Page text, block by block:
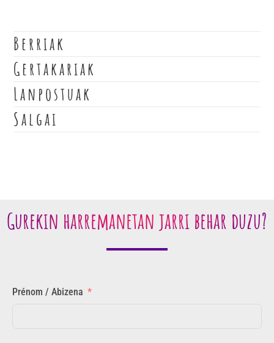
Berriak
Gertakariak
Lanpostuak
Salgai
Gurekin harremanetan jarri behar duzu?
Prénom / Abizena